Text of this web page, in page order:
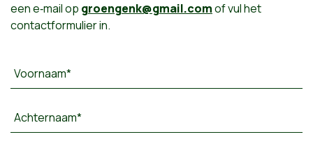
een e‑mail op groengenk@gmail.comof vul het
contactformulier in.
Voornaam*
Achternaam*